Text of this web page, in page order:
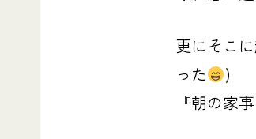
更にそこ
った
)
『朝の家